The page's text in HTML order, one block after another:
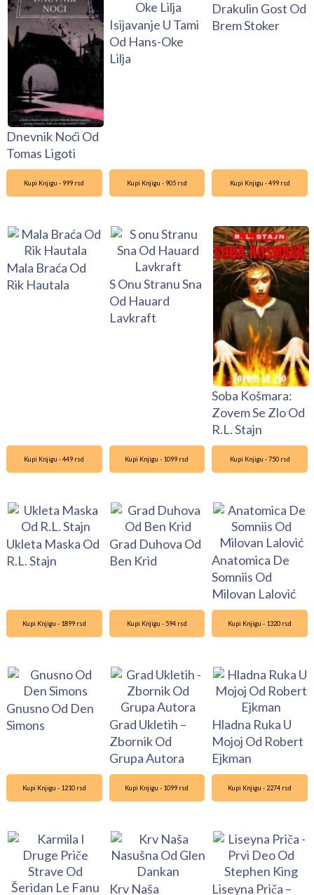
Dnevnik Noći Od
Tomas Ligoti
Isijavanje U Tami
Od Hans-Oke
Lilja
Drakulin Gost Od
Brem Stoker
Kupi Knjigu - 999 rsd
Mala Braća Od
Rik Hautala
Kupi Knjigu - 905 rsd
S Onu Stranu Sna
Od Hauard
Lavkraft
Kupi Knjigu - 499 rsd
Soba Košmara:
Zovem Se Zlo Od
R.L. Stajn
Kupi Knjigu - 449 rsd
Ukleta Maska Od
R.L. Stajn
Kupi Knjigu - 1099 rsd
Grad Duhova Od
Ben Krid
Kupi Knjigu - 750 rsd
Anatomica De
Somniis Od
Milovan Lalović
Kupi Knjigu - 1899 rsd
Gnusno Od Den
Simons
Kupi Knjigu - 594 rsd
Grad Ukletih –
Zbornik Od
Grupa Autora
Kupi Knjigu - 1320 rsd
Hladna Ruka U
Mojoj Od Robert
Ejkman
Kupi Knjigu - 1210 rsd Kupi Knjigu - 1099 rsd
Krv Naša
Kupi Knjigu - 2274 rsd
Liseyna Priča –